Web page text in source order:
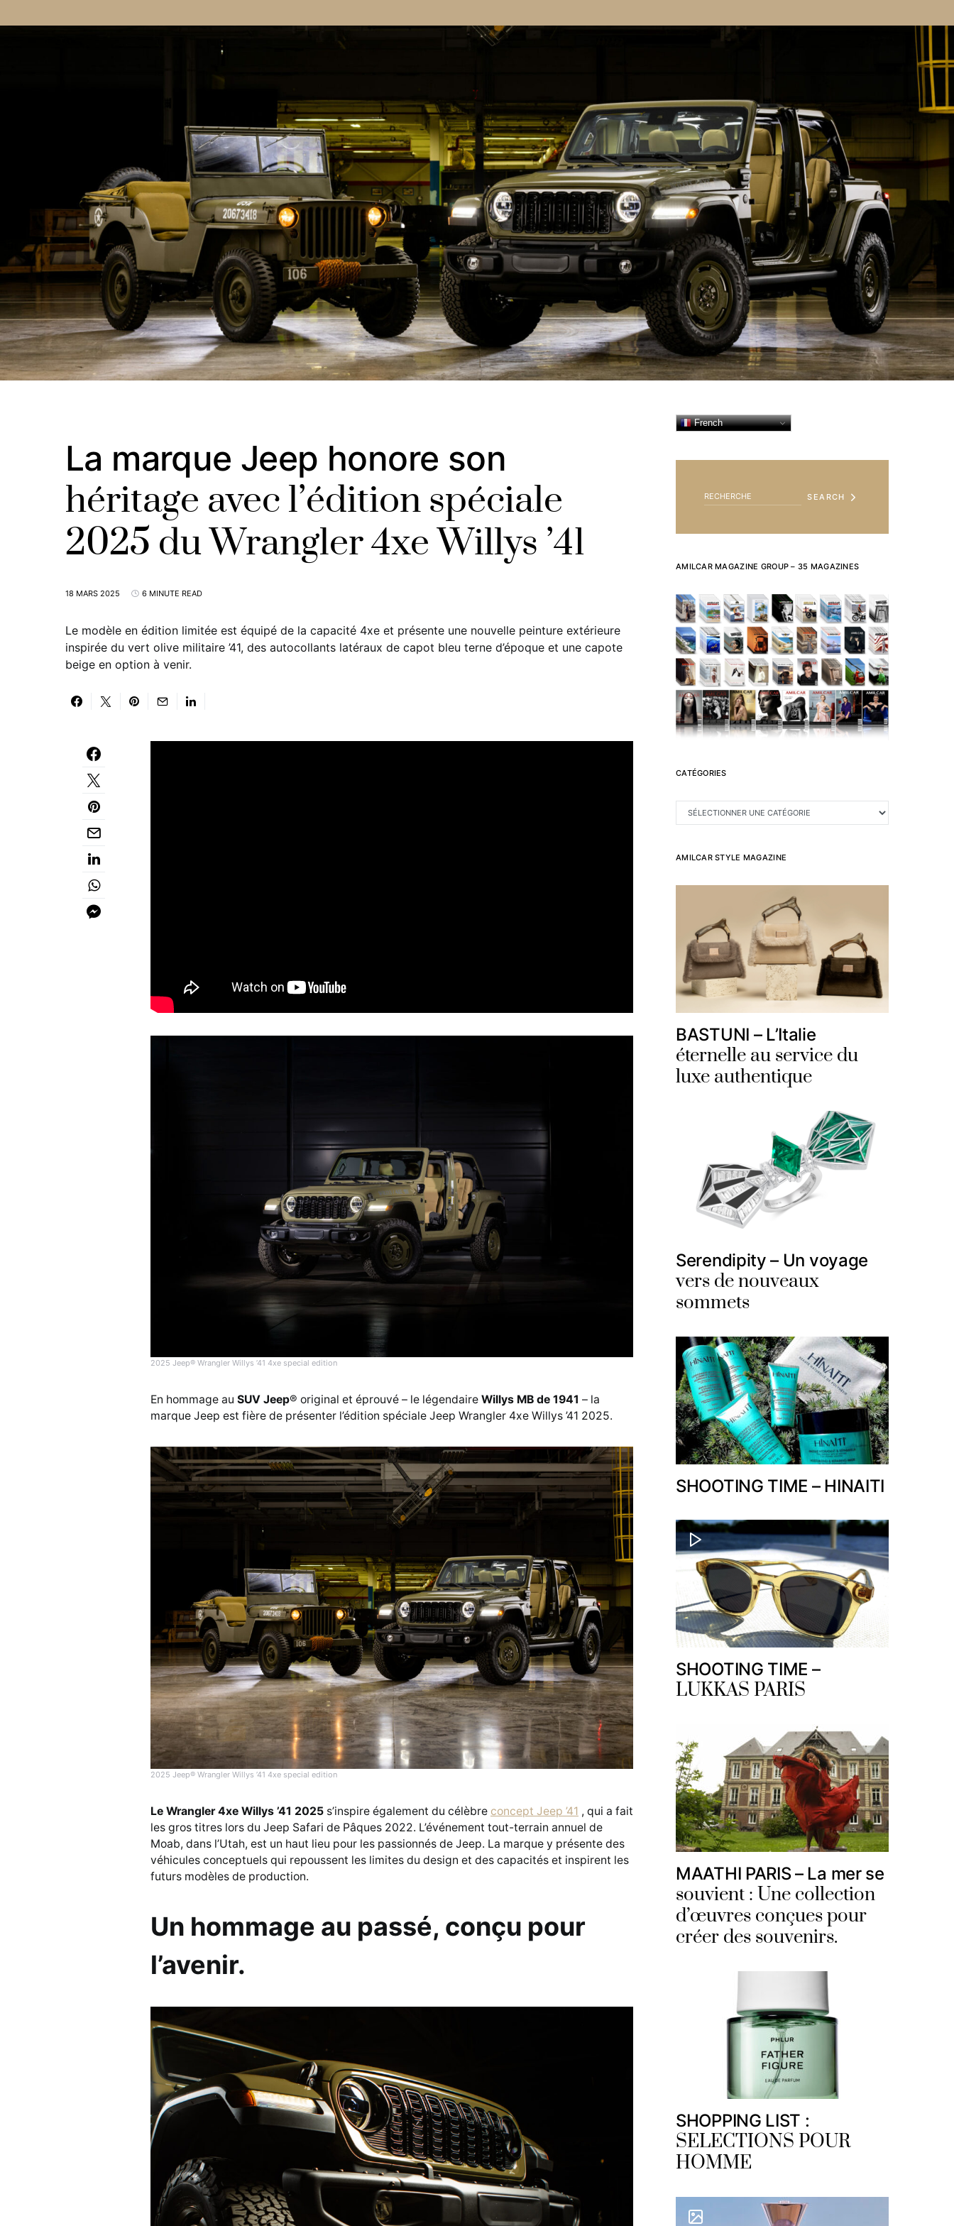
La marque Jeep honore son
héritage avec l’édition spéciale
2025 du Wrangler 4xe Willys ’41
18 MARS 2025 6 MINUTE READ
Le modèle en édition limitée est équipé de la capacité 4xe et présente une nouvelle peinture extérieure
inspirée du vert olive militaire ’41, des autocollants latéraux de capot bleu terne d’époque et une capote
beige en option à venir.
2025 Jeep® Wrangler Willys ’41 4xe special edition
En hommage au SUV Jeep® original et éprouvé – le légendaire Willys MB de 1941 – la
marque Jeep est fière de présenter l’édition spéciale Jeep Wrangler 4xe Willys ’41 2025.
2025 Jeep® Wrangler Willys ’41 4xe special edition
Le Wrangler 4xe Willys ’41 2025 s’inspire également du célèbre concept Jeep ’41 , qui a fait
les gros titres lors du Jeep Safari de Pâques 2022. L’événement tout-terrain annuel de
Moab, dans l’Utah, est un haut lieu pour les passionnés de Jeep. La marque y présente des
véhicules conceptuels qui repoussent les limites du design et des capacités et inspirent les
futurs modèles de production.
Un hommage au passé, conçu pour
l’avenir.
French
SEARCH
AMILCAR MAGAZINE GROUP – 35 MAGAZINES
CATÉGORIES
CATÉGORIES
AMILCAR STYLE MAGAZINE
BASTUNI – L’Italie
éternelle au service du
luxe authentique
Serendipity – Un voyage
vers de nouveaux
sommets
SHOOTING TIME – HINAITI
SHOOTING TIME –
LUKKAS PARIS
MAATHI PARIS – La mer se
souvient : Une collection
d’œuvres conçues pour
créer des souvenirs.
SHOPPING LIST :
SELECTIONS POUR
HOMME